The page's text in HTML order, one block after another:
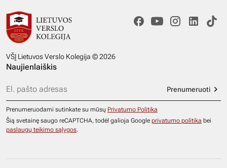
VŠĮ Lietuvos Verslo Kolegija © 2026
Naujienlaiškis
Prenumeruoti
Prenumeruodami sutinkate su mūsų Privatumo Politika
Šią svetainę saugo reCAPTCHA, todėl galioja Google privatumo politika bei
paslaugų teikimo sąlygos.